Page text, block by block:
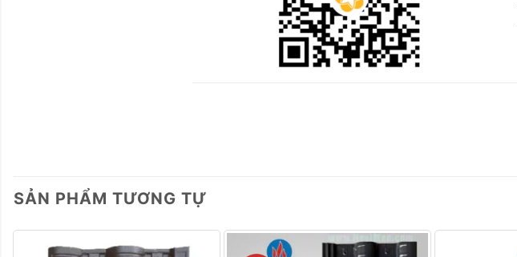
SẢN PHẨM TƯƠNG TỰ